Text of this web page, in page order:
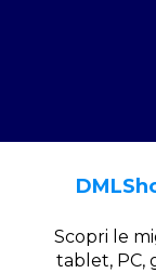
Scopri le
tablet, PC,